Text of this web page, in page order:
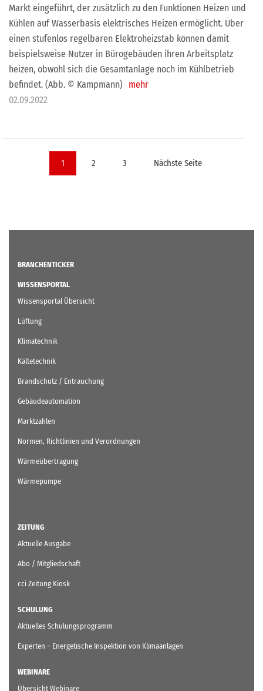
Markt eingeführt, der zusätzlich zu den Funktionen Heizen und
Kühlen auf Wasserbasis elektrisches Heizen ermöglicht. Über
einen stufenlos regelbaren Elektroheizstab können damit
beispielsweise Nutzer in Bürogebäuden ihren Arbeitsplatz
heizen, obwohl sich die Gesamtanlage noch im Kühlbetrieb
befindet. (Abb. © Kampmann) mehr
02.09.2022
Seitennummerierung
1 2 3 Nächste Seite
BRANCHENTICKER
WISSENSPORTAL
Wissensportal Übersicht
Lüftung
Klimatechnik
Kältetechnik
Brandschutz / Entrauchung
Gebäudeautomation
Marktzahlen
Normen, Richtlinien und Verordnungen
Wärmeübertragung
Wärmepumpe
ZEITUNG
Aktuelle Ausgabe
Abo / Mitgliedschaft
cci Zeitung Kiosk
SCHULUNG
Aktuelles Schulungsprogramm
Experten – Energetische Inspektion von Klimaanlagen
WEBINARE
Übersicht Webinare